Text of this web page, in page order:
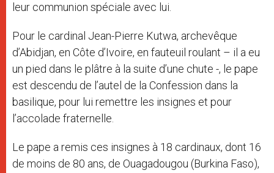
leur communion spéciale avec lui.
Pour le cardinal Jean-Pierre Kutwa, archevêque
d’Abidjan, en Côte d’Ivoire, en fauteuil roulant – il a eu
un pied dans le plâtre à la suite d’une chute -, le pape
est descendu de l’autel de la Confession dans la
basilique, pour lui remettre les insignes et pour
l’accolade fraternelle.
Le pape a remis ces insignes à 18 cardinaux, dont 16
de moins de 80 ans, de Ouagadougou (Burkina Faso),